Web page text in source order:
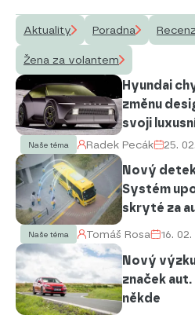
Aktuality Poradna
Žena za volantem
Hyundai
změnu
svoji
Naše téma Radek Pecák 25.
Nový
Systém
skryté za
Naše téma Tomáš Rosa 16.
Nový
značek
někde